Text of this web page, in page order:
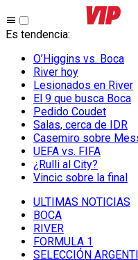
Es tendencia:
O’Higgins vs. Boca
River hoy
Lesionados en River
El 9 que busca Boca
Pedido Coudet
Salas, cerca de IDR
Casemiro sobre
UEFA vs. FIFA
¿Rulli al City?
Vincic sobre la final
ULTIMAS NOTICIAS
BOCA
RIVER
FORMULA 1
SELECCIÓN